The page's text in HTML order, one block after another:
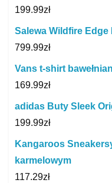
199.99zł
Salewa Wildfire Edge
799.99zł
Vans t-shirt
169.99zł
adidas Buty Sleek
199.99zł
Kangaroos
karmelowym
117.29zł